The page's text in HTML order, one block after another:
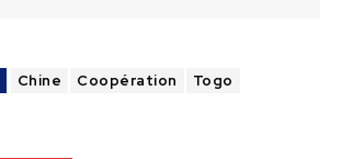
Chine Coopération Togo